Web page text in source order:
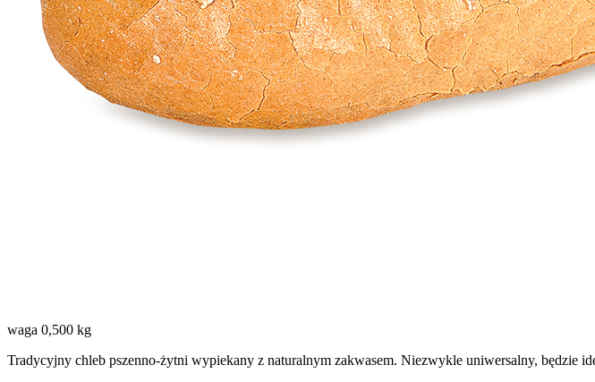
waga 0,500 kg
Tradycyjny chleb pszenno-żytni wypiekany z naturalnym zakwasem. Niezwykle uniwersalny, będzie